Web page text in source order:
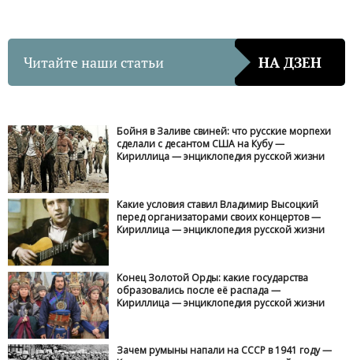
Читайте наши статьи НА ДЗЕН
Бойня в Заливе свиней: что русские морпехи
сделали с десантом США на Кубу —
Кириллица — энциклопедия русской жизни
Какие условия ставил Владимир Высоцкий
перед организаторами своих концертов —
Кириллица — энциклопедия русской жизни
Конец Золотой Орды: какие государства
образовались после её распада —
Кириллица — энциклопедия русской жизни
Зачем румыны напали на СССР в 1941 году —